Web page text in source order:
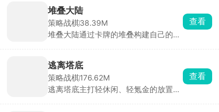
极BOSS秦始皇。
建出人妖共存的异次元空间。游戏中浊
气蔓延，世界陷入失衡危机，玩家化身
身负重担的灵师，与十一位性格迥异的
妖灵缔结契约，自由招募养成，组建专
堆叠大陆
策略战棋38.39M
堆叠大陆通过卡牌的堆叠构建自己的村
源、建造建筑和培养村民来发展村子，
合理利用卡牌的规律和合成结果，最大
化的利用资源和空间壮大村庄。
查看
逃离塔底
策略战棋176.62M
逃离塔底主打轻休闲、轻氪金的放置挂
查看